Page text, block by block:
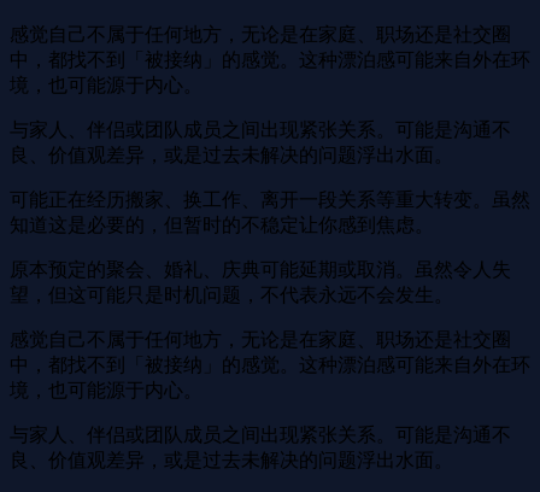
感觉自己不属于任何地方，无论是在家庭、职场还是社交圈
中，都找不到「被接纳」的感觉。这种漂泊感可能来自外在环
境，也可能源于内心。
与家人、伴侣或团队成员之间出现紧张关系。可能是沟通不
良、价值观差异，或是过去未解决的问题浮出水面。
可能正在经历搬家、换工作、离开一段关系等重大转变。虽然
知道这是必要的，但暂时的不稳定让你感到焦虑。
原本预定的聚会、婚礼、庆典可能延期或取消。虽然令人失
望，但这可能只是时机问题，不代表永远不会发生。
感觉自己不属于任何地方，无论是在家庭、职场还是社交圈
中，都找不到「被接纳」的感觉。这种漂泊感可能来自外在环
境，也可能源于内心。
与家人、伴侣或团队成员之间出现紧张关系。可能是沟通不
良、价值观差异，或是过去未解决的问题浮出水面。